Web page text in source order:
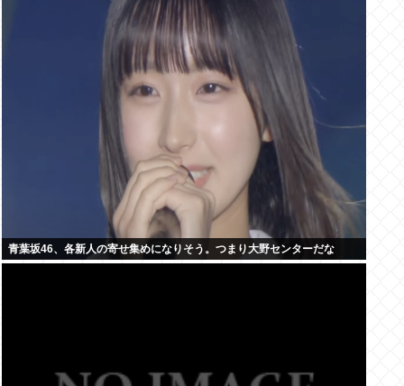
青葉坂46、各新人の寄せ集めになりそう。つまり大野センターだな